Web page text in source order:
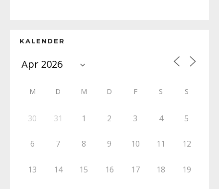
KALENDER
M D M D F S S
30 31 1 2 3 4 5
6 7 8 9 10 11 12
13 14 15 16 17 18 19